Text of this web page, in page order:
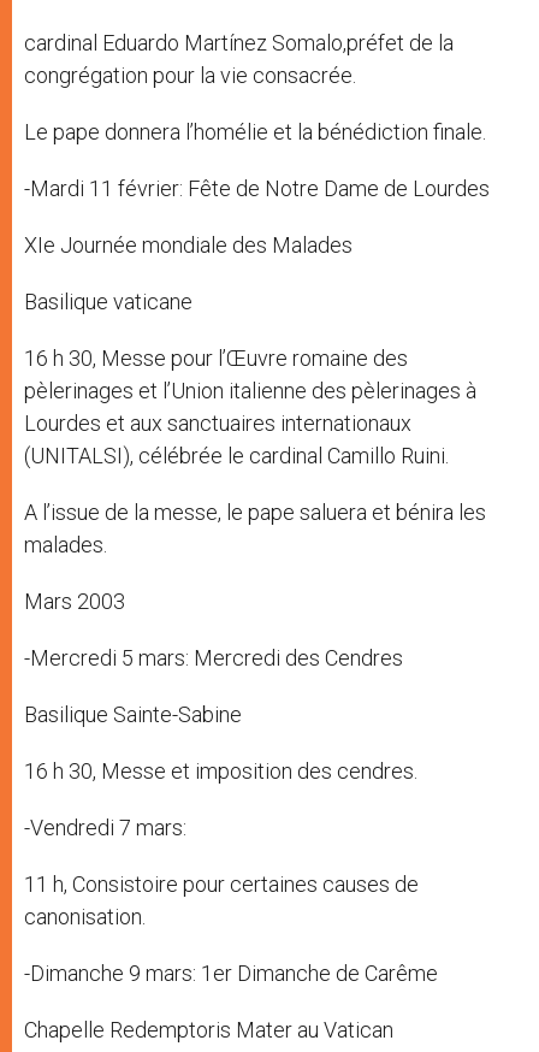
cardinal Eduardo Martínez Somalo,préfet de la
congrégation pour la vie consacrée.
Le pape donnera l’homélie et la bénédiction finale.
-Mardi 11 février: Fête de Notre Dame de Lourdes
XIe Journée mondiale des Malades
Basilique vaticane
16 h 30, Messe pour l’Œuvre romaine des
pèlerinages et l’Union italienne des pèlerinages à
Lourdes et aux sanctuaires internationaux
(UNITALSI), célébrée le cardinal Camillo Ruini.
A l’issue de la messe, le pape saluera et bénira les
malades.
Mars 2003
-Mercredi 5 mars: Mercredi des Cendres
Basilique Sainte-Sabine
16 h 30, Messe et imposition des cendres.
-Vendredi 7 mars:
11 h, Consistoire pour certaines causes de
canonisation.
-Dimanche 9 mars: 1er Dimanche de Carême
Chapelle Redemptoris Mater au Vatican